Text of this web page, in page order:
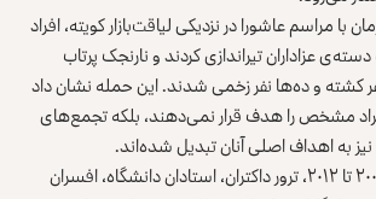
لیاقت‌بازار کویته، افراد
عزاداران تیراندازی کردند و نارنجک پرتاب
دست‌کم ۳۶ نفر کشته و ده‌ها نفر زخمی شدند. این حمله نشان داد
مشخص را هدف قرار نمی‌دهند، بلکه تجمع‌های
به اهداف اصلی آنان تبدیل شده‌اند.
در فاصله سال‌های ۲۰۰۹ تا ۲۰۱۲، ترور داکتران، استادان دانشگاه، افسران